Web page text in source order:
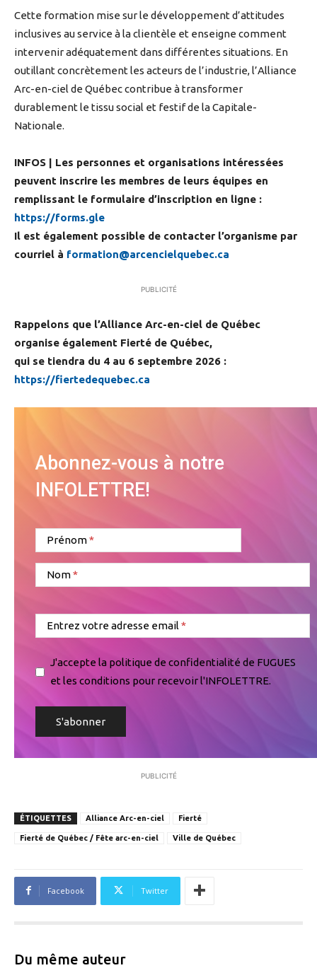
Cette formation mise sur le développement d’attitudes
inclusives au service à la clientèle et enseigne comment
intervenir adéquatement dans différentes situations. En
outillant concrètement les acteurs de l’industrie, l’Alliance
Arc-en-ciel de Québec contribue à transformer
durablement le tissu social et festif de la Capitale-
Nationale.
INFOS | Les personnes et organisations intéressées
peuvent inscrire les membres de leurs équipes en
remplissant le formulaire d’inscription en ligne :
https://forms.gle
Il est également possible de contacter l’organisme par
courriel à formation@arcencielquebec.ca
PUBLICITÉ
Rappelons que l’Alliance Arc-en-ciel de Québec
organise également Fierté de Québec,
qui se tiendra du 4 au 6 septembre 2026 :
https://fiertedequebec.ca
Abonnez-vous à notre
INFOLETTRE!
Prénom
Nom
Entrez votre adresse email
J'accepte la politique de confidentialité de FUGUES
et les conditions pour recevoir l'INFOLETTRE.
PUBLICITÉ
ÉTIQUETTES Alliance Arc-en-ciel Fierté
Fierté de Québec / Fête arc-en-ciel Ville de Québec
Facebook Twitter
Du même auteur